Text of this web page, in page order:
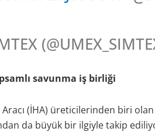
savunma iş birliği
Aracı (İHA) üreticilerinden biri
da büyük bir ilgiyle takip